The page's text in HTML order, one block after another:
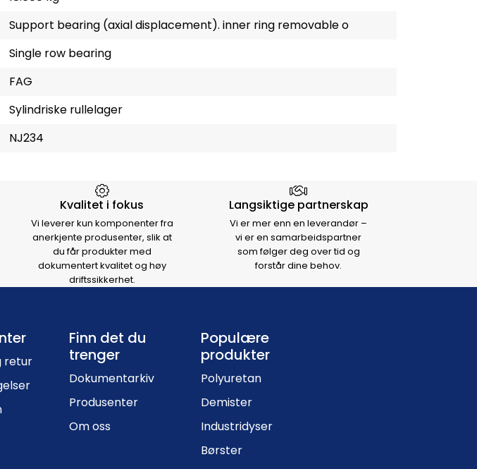
Support bearing (axial displacement). inner ring removable o
Single row bearing
FAG
Sylindriske rullelager
NJ234
Kvalitet i fokus
Vi leverer kun komponenter fra
anerkjente produsenter, slik at
du får produkter med
dokumentert kvalitet og høy
driftssikkerhet.
Langsiktige partnerskap
Vi er mer enn en leverandør –
vi er en samarbeidspartner
som følger deg over tid og
forstår dine behov.
Footer navigation
retur
Finn det du
trenger
Dokumentarkiv
Produsenter
Om oss
Populære
produkter
Polyuretan
Demister
Industridyser
Børster